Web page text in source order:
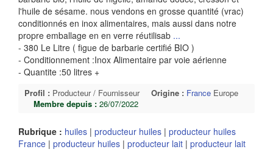
l'huile de sésame. nous vendons en grosse quantité (vrac)
conditionnés en inox alimentaires, mais aussi dans notre
propre emballage en en verre réutilisab ...
- 380 Le Litre ( figue de barbarie certifié BIO )
- Conditionnement :Inox Alimentaire par voie aérienne
- Quantite :50 litres +
Profil : Producteur / Fournisseur Origine : France Europe
Membre depuis : 26/07/2022
Rubrique : huiles | producteur huiles | producteur huiles
France | producteur huiles | producteur lait | producteur lait